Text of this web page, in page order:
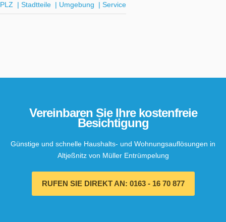
PLZ | Stadtteile | Umgebung | Service
Vereinbaren Sie Ihre kostenfreie
Besichtigung
Günstige und schnelle Haushalts- und Wohnungsauflösungen in
Altjeßnitz von Müller Entrümpelung
RUFEN SIE DIREKT AN: 0163 - 16 70 877